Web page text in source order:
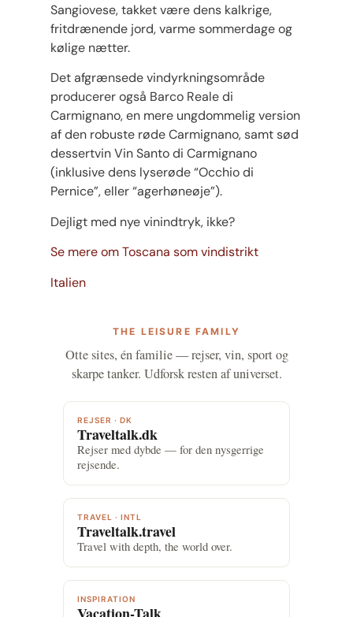
Sangiovese, takket være dens kalkrige,
fritdrænende jord, varme sommerdage og
kølige nætter.
Det afgrænsede vindyrkningsområde
producerer også Barco Reale di
Carmignano, en mere ungdommelig version
af den robuste røde Carmignano, samt sød
dessertvin Vin Santo di Carmignano
(inklusive dens lyserøde “Occhio di
Pernice”, eller “agerhøneøje”).
Dejligt med nye vinindtryk, ikke?
Se mere om Toscana som vindistrikt
Italien
THE LEISURE FAMILY
Otte sites, én familie — rejser, vin, sport og
skarpe tanker. Udforsk resten af universet.
REJSER · DK
Traveltalk.dk
Rejser med dybde — for den nysgerrige
rejsende.
TRAVEL · INTL
Traveltalk.travel
Travel with depth, the world over.
INSPIRATION
Vacation-Talk